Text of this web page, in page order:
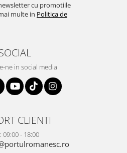
cu promotiile
multe in Politica de
ne in social media
CLIENTI
09:00 - 18:00